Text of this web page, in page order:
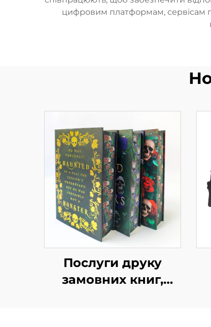
цифровим платформам, сервісам
Послуги друку
замовних книг,